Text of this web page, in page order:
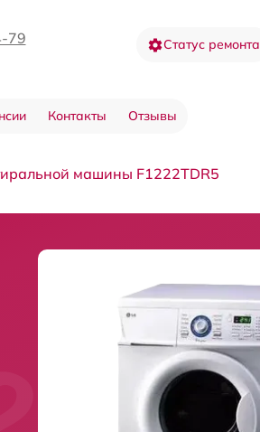
79 Статус ремонта
Контакты Отзывы
машины F1222TDR5